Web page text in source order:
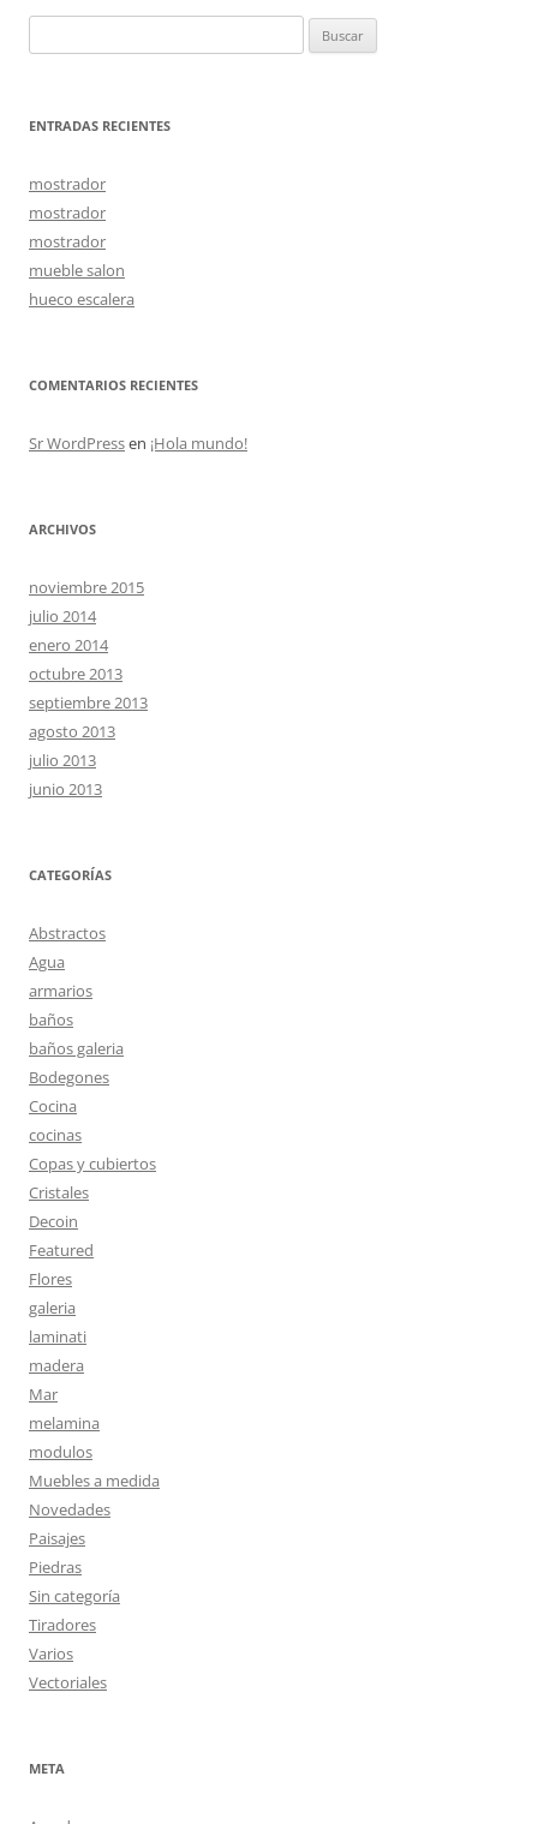
ENTRADAS RECIENTES
mostrador
mostrador
mostrador
mueble salon
hueco escalera
COMENTARIOS RECIENTES
Sr WordPressen ¡Hola mundo!
ARCHIVOS
noviembre 2015
julio 2014
enero 2014
octubre 2013
septiembre 2013
agosto 2013
julio 2013
junio 2013
CATEGORÍAS
Abstractos
Agua
armarios
baños
baños galeria
Bodegones
Cocina
cocinas
Copas y cubiertos
Cristales
Decoin
Featured
Flores
galeria
laminati
madera
Mar
melamina
modulos
Muebles a medida
Novedades
Paisajes
Piedras
Sin categoría
Tiradores
Varios
Vectoriales
META